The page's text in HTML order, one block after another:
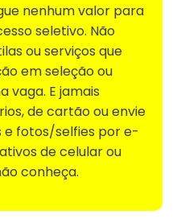
nenhum valor para
seletivo. Não
ou serviços que
em seleção ou
vaga. E jamais
de cartão ou envie
fotos/selfies por e-
de celular ou
conheça.